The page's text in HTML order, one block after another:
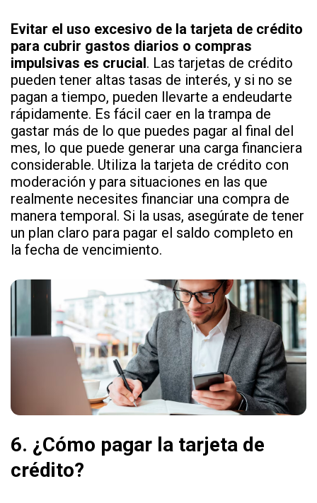
Evitar el uso excesivo de la tarjeta de crédito
para cubrir gastos diarios o compras
impulsivas es crucial. Las tarjetas de crédito
pueden tener altas tasas de interés, y si no se
pagan a tiempo, pueden llevarte a endeudarte
rápidamente. Es fácil caer en la trampa de
gastar más de lo que puedes pagar al final del
mes, lo que puede generar una carga financiera
considerable. Utiliza la tarjeta de crédito con
moderación y para situaciones en las que
realmente necesites financiar una compra de
manera temporal. Si la usas, asegúrate de tener
un plan claro para pagar el saldo completo en
la fecha de vencimiento.
6. ¿Cómo pagar la tarjeta de
crédito?